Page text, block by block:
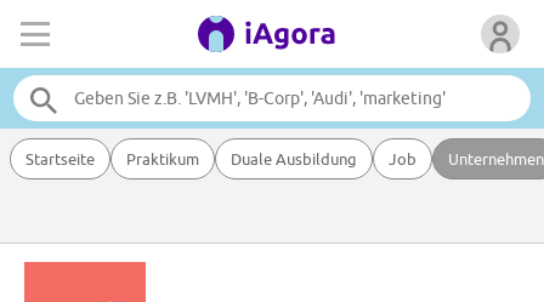
Startseite Praktikum Duale Ausbildung Job Unternehmen